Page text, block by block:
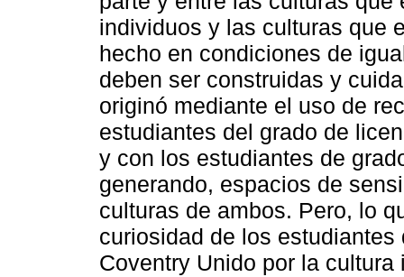
individuos y las culturas que
hecho en condiciones de
deben ser construidas y
originó mediante el uso de
estudiantes del grado de
y con los estudiantes de
generando, espacios de
culturas de ambos. Pero, lo
curiosidad de los
Coventry Unido por la